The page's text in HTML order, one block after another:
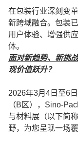
在包装行业深刻变
新跨域融合。包装
用户体验、增强供
体。
面对新趋势、新挑
现价值跃升？
2026年3月4日至6
（B区），Sino-
与材料展（以下简
野，为您呈现一场